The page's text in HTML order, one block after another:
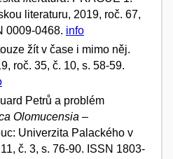
literaturu, 2019, roč. 67,
0009-0468. info
žít v čase i mimo něj.
roč. 35, č. 10, s. 58-59.
Petrů a problém
Olomucensia –
Univerzita Palackého v
č. 3, s. 76-90. ISSN 1803-